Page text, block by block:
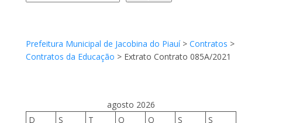
Prefeitura Municipal de Jacobina do Piauí> Contratos >
Contratos da Educação > Extrato Contrato 085A/2021
agosto 2026
D
S T Q Q S S